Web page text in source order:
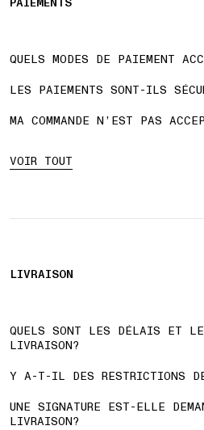
QUELS MODES DE PAIEMENT
LES PAIEMENTS SONT-ILS
MA COMMANDE N’EST PAS
VOIR TOUT
LIVRAISON
QUELS SONT LES DÉLAIS ET
LIVRAISON?
Y A-T-IL DES RESTRICTIONS
UNE SIGNATURE EST-ELLE
LIVRAISON?